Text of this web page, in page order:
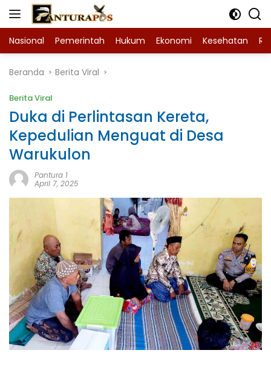
Langsung
Nasional Pemerintah Hukum Ekonomi Kesehatan
Beranda Berita Viral
Berita Viral
Duka di Perlintasan Kereta,
Kepedulian Menguat di Desa
Warukulon
Pantura 1
April 7, 2025